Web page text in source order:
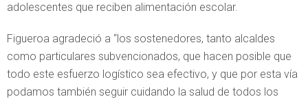
adolescentes que reciben alimentación escolar.
Figueroa agradeció a “los sostenedores, tanto alcaldes
como particulares subvencionados, que hacen posible que
todo este esfuerzo logístico sea efectivo, y que por esta vía
podamos también seguir cuidando la salud de todos los